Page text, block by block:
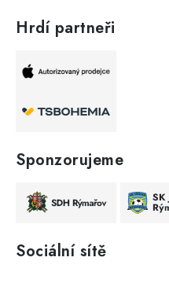
Hrdí partneři
Sponzorujeme
Sociální sítě